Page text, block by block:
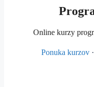
Online kurzy
Ponuka kurzov·